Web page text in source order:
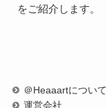
をご紹介します。
＠Heaaartについて
運営会社